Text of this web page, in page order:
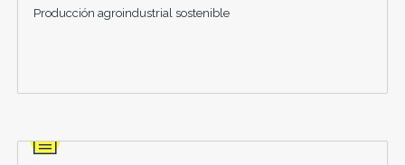
Producción agroindustrial sostenible